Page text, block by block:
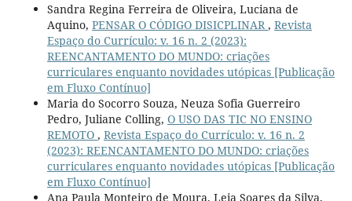
Sandra Regina Ferreira de Oliveira, Luciana de
Aquino, PENSAR O CÓDIGO DISICPLINAR , Revista
Espaço do Currículo: v. 16 n. 2 (2023):
REENCANTAMENTO DO MUNDO: criações
curriculares enquanto novidades utópicas [Publicação
em Fluxo Contínuo]
Maria do Socorro Souza, Neuza Sofia Guerreiro
Pedro, Juliane Colling, O USO DAS TIC NO ENSINO
REMOTO , Revista Espaço do Currículo: v. 16 n. 2
(2023): REENCANTAMENTO DO MUNDO: criações
curriculares enquanto novidades utópicas [Publicação
em Fluxo Contínuo]
Ana Paula Monteiro de Moura, Leia Soares da Silva,